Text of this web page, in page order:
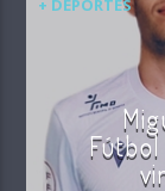
Fútbol